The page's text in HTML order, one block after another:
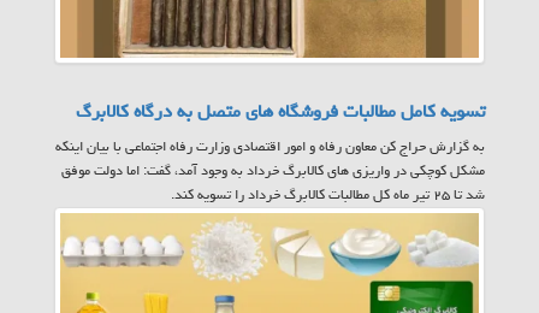
تسویه کامل مطالبات فروشگاه های متصل به درگاه کالابرگ
به گزارش حراج کن معاون رفاه و امور اقتصادی وزارت رفاه اجتماعی با بیان اینکه
مشکل کوچکی در واریزی های کالابرگ خرداد به وجود آمد، گفت: اما دولت موفق
شد تا ۲۵ تیر ماه کل مطالبات کالابرگ خرداد را تسویه کند.